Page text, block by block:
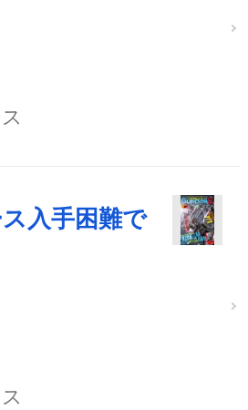
入手困難で